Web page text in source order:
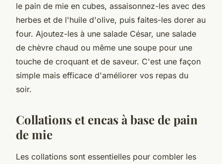
le pain de mie en cubes, assaisonnez-les avec des
herbes et de l'huile d'olive, puis faites-les dorer au
four. Ajoutez-les à une salade César, une salade
de chèvre chaud ou même une soupe pour une
touche de croquant et de saveur. C'est une façon
simple mais efficace d'améliorer vos repas du
soir.
Collations et encas à base de pain
de mie
Les collations sont essentielles pour combler les